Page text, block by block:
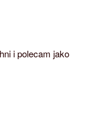
i polecam jako